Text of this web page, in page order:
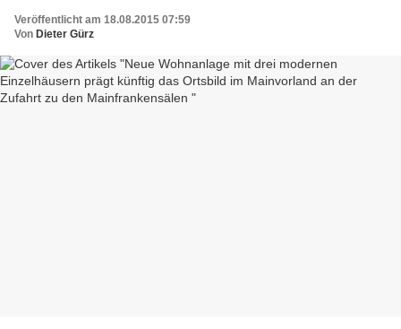
Mainfrankensälen
Veröffentlicht am 18.08.2015 07:59
Von Dieter Gürz